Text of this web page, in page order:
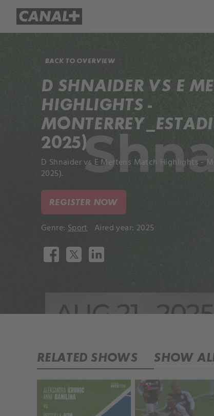
BACK TO OVERVIEW
D SHNAIDER VS E
HIGHLIGHTS -
2025)
D Shnaider vs E Mertens Match Highlights -
2025).
REGISTER NOW
Genre: Sport Aired year: 2025
RELATED SHOWS SHOW